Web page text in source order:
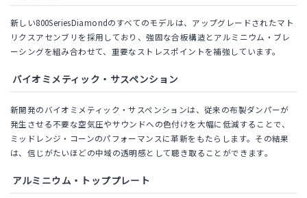
新しい800SeriesDiamondのすべてのモデルは、アップグレードされたマト
リクスアセンブリを採用しており、強固な合板構造とアルミニウム・ブレ
ーシングを組み合わせて、重要なストレスポイントを補強しています。
バイオミメティック・サスペンション
新開発のバイオミメティック・サスペンションは、従来の布製ダンパーが
発生させる不要な空気圧やサウンドへの色付けを大幅に低減することで、
ミッドレンジ・コーンのパフォーマンスに革新をもたらします。その結果
は、信じがたいほどの中域の透明感として聴き取ることができます。
アルミニウム・トッププレート